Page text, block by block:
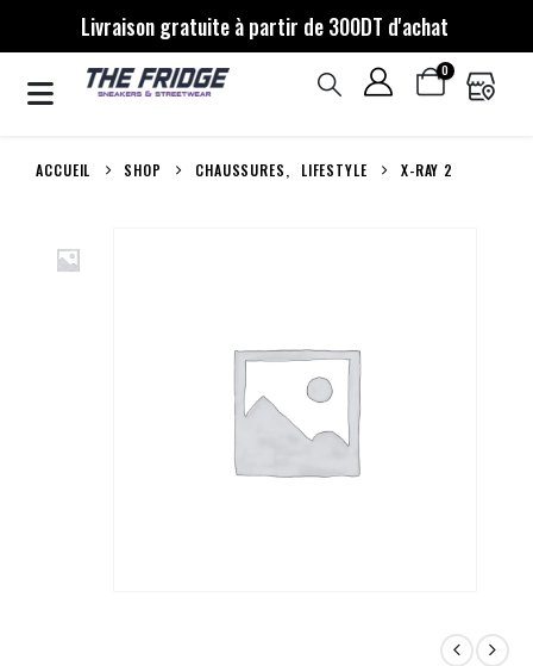
Livraison gratuite à partir de 300DT d'achat
0
ACCUEIL SHOP CHAUSSURES, LIFESTYLE X-RAY 2